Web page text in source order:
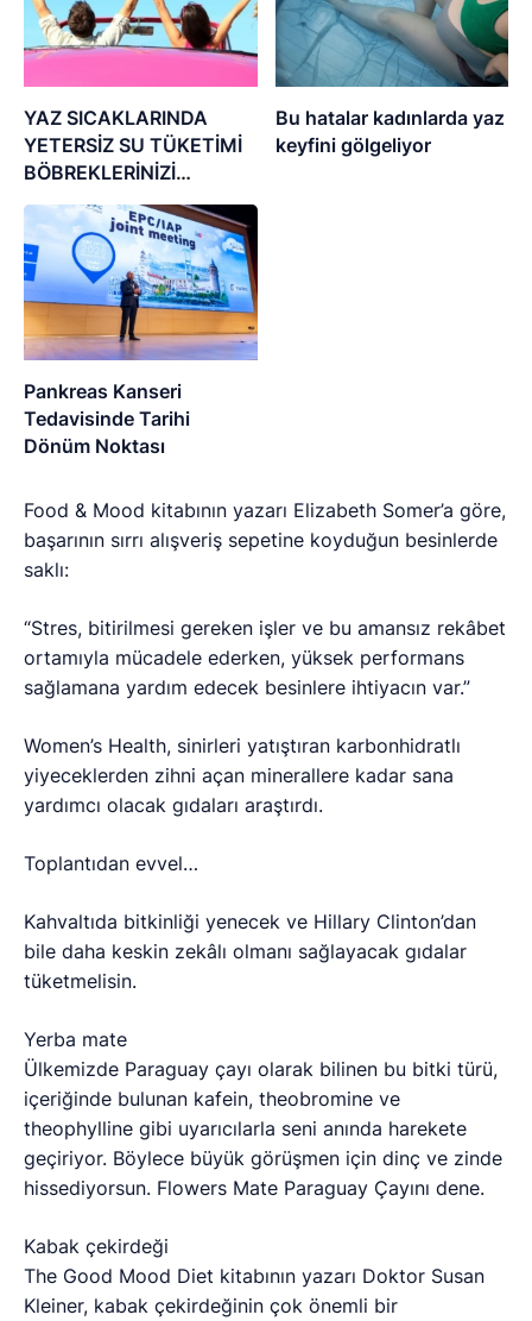
YAZ SICAKLARINDA
YETERSİZ SU TÜKETİMİ
BÖBREKLERİNİZİ
YIPRATMASIN
Bu hatalar kadınlarda yaz
keyfini gölgeliyor
Pankreas Kanseri
Tedavisinde Tarihi
Dönüm Noktası
Food & Mood kitabının yazarı Elizabeth Somer’a göre,
başarının sırrı alışveriş sepetine koyduğun besinlerde
saklı:
“Stres, bitirilmesi gereken işler ve bu amansız rekâbet
ortamıyla mücadele ederken, yüksek performans
sağlamana yardım edecek besinlere ihtiyacın var.”
Women’s Health, sinirleri yatıştıran karbonhidratlı
yiyeceklerden zihni açan minerallere kadar sana
yardımcı olacak gıdaları araştırdı.
Toplantıdan evvel…
Kahvaltıda bitkinliği yenecek ve Hillary Clinton’dan
bile daha keskin zekâlı olmanı sağlayacak gıdalar
tüketmelisin.
Yerba mate
Ülkemizde Paraguay çayı olarak bilinen bu bitki türü,
içeriğinde bulunan kafein, theobromine ve
theophylline gibi uyarıcılarla seni anında harekete
geçiriyor. Böylece büyük görüşmen için dinç ve zinde
hissediyorsun. Flowers Mate Paraguay Çayını dene.
Kabak çekirdeği
The Good Mood Diet kitabının yazarı Doktor Susan
Kleiner, kabak çekirdeğinin çok önemli bir